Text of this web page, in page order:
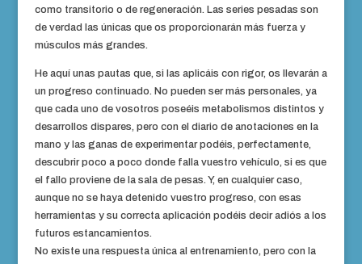
como transitorio o de regeneración. Las series pesadas son
de verdad las únicas que os proporcionarán más fuerza y
músculos más grandes.
He aquí unas pautas que, si las aplicáis con rigor, os llevarán a
un progreso continuado. No pueden ser más personales, ya
que cada uno de vosotros poseéis metabolismos distintos y
desarrollos dispares, pero con el diario de anotaciones en la
mano y las ganas de experimentar podéis, perfectamente,
descubrir poco a poco donde falla vuestro vehículo, si es que
el fallo proviene de la sala de pesas. Y, en cualquier caso,
aunque no se haya detenido vuestro progreso, con esas
herramientas y su correcta aplicación podéis decir adiós a los
futuros estancamientos.
No existe una respuesta única al entrenamiento, pero con la